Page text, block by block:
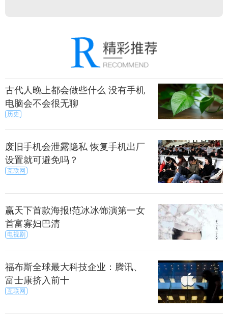
plus采用的是ES9018K2M，也就是ES9018移动
版。它并不是真正的ES9018处理器呢。当然这其中的
原因也是多方面的。
就是真正的ES9018处理器价格实在是太贵，如果
用上这个处理器的话，那么该手机的价格也会相应的
上涨不少的。这就超出不少人的预算范围了。
就是手机的那点电池，根本撑不住ES9018的耗
电，手机那点体积，也受不了ES9018的发热。
就是手机整体的处理器。Pro6 plus使用上了三星
8890处理器，只不过这个处理器的版本也不是满血版
的。
古代人晚上都会做些什么 没有手机
电脑会不会很无聊
历史
废旧手机会泄露隐私 恢复手机出厂
设置就可避免吗？
互联网
赢天下首款海报!范冰冰饰演第一女
首富寡妇巴清
电视剧
福布斯全球最大科技企业：腾讯、
富士康挤入前十
互联网